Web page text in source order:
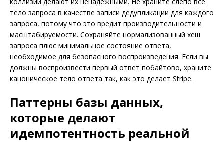
тело запроса в качестве записи дедупликации для каждого
запроса, потому что это вредит производительности и
масштабируемости. Сохраняйте нормализованный хеш
запроса плюс минимальное состояние ответа,
необходимое для безопасного воспроизведения. Если вы
должны воспроизвести первый ответ побайтово, храните
каноническое тело ответа так, как это делает Stripe.
Паттерны базы данных,
которые делают
идемпотентность реальной